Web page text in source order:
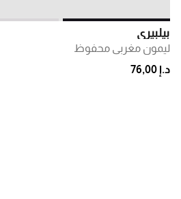
بيلبيري
ليمون مغربي محفوظ
د.إ 76,00